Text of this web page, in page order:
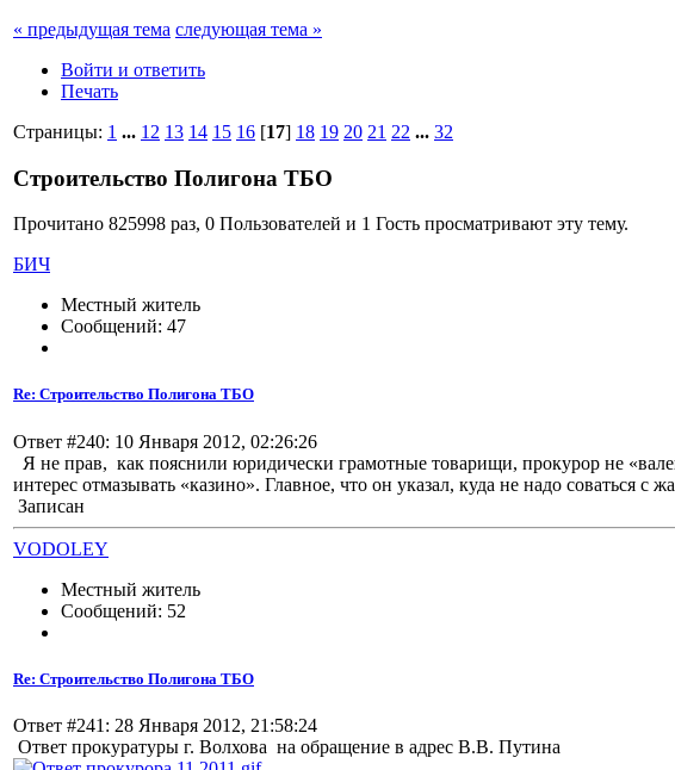
« предыдущая тема следующая тема »
Войти и ответить
Печать
Страницы: 1 ... 12 13 14 15 16 [17] 18 19 20 21 22 ... 32
Строительство Полигона ТБО
Прочитано 825998 раз, 0 Пользователей и 1 Гость просматривают эту тему.
БИЧ
Местный житель
Сообщений: 47
Re: Строительство Полигона ТБО
Ответ #240: 10 Января 2012, 02:26:26
Я не прав, как пояснили юридически грамотные товарищи, прокурор не
интерес отмазывать «казино». Главное, что он указал, куда не надо соваться с
Записан
VODOLEY
Местный житель
Сообщений: 52
Re: Строительство Полигона ТБО
Ответ #241: 28 Января 2012, 21:58:24
Ответ прокуратуры г. Волхова на обращение в адрес В.В. Путина